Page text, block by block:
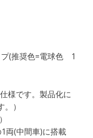
プ(推奨色=電球色 1
様です。製品化に
）​
両(中間車)に搭載